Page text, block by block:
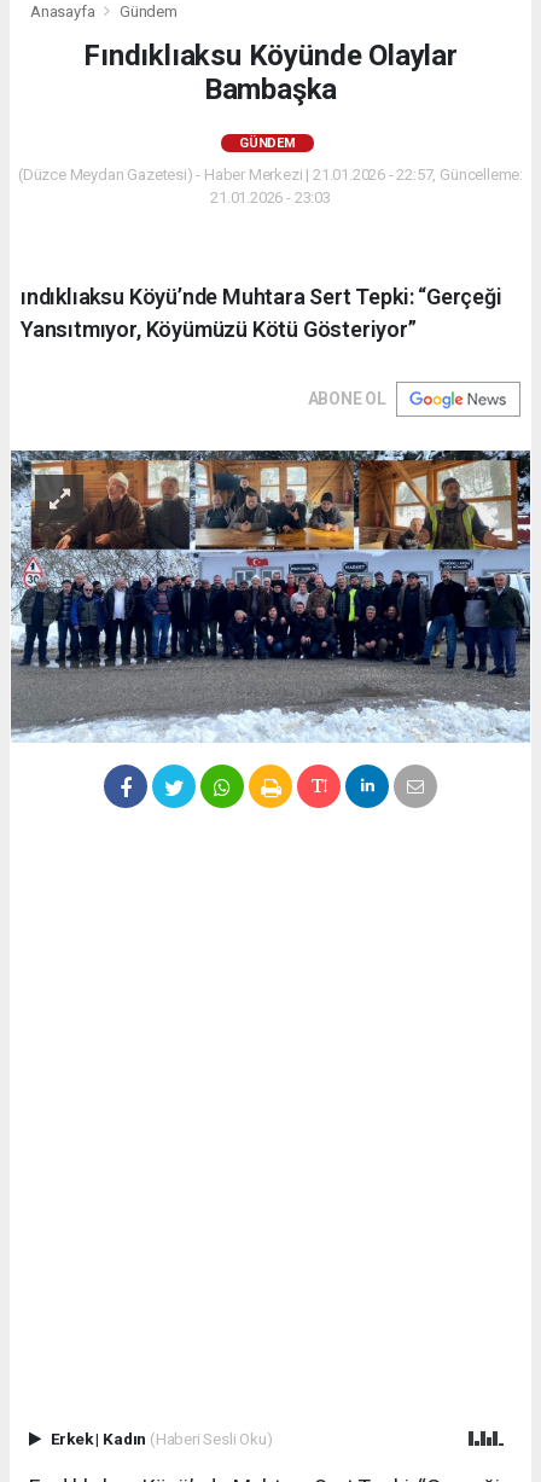
Anasayfa Gündem
Fındıklıaksu Köyünde Olaylar
Bambaşka
GÜNDEM
(Düzce Meydan Gazetesi) - Haber Merkezi | 21.01.2026 - 22:57, Güncelleme:
21.01.2026 - 23:03
ındıklıaksu Köyü’nde Muhtara Sert Tepki: “Gerçeği
Yansıtmıyor, Köyümüzü Kötü Gösteriyor”
ABONE OL
Erkek| Kadın (Haberi Sesli Oku)